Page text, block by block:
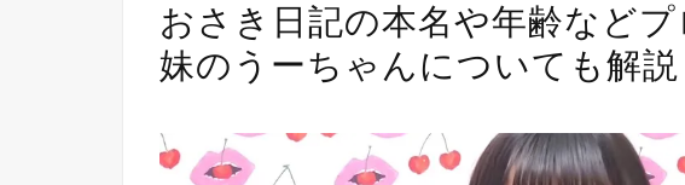
おさき日記の本名や年齢などプ
妹のうーちゃんについても解説